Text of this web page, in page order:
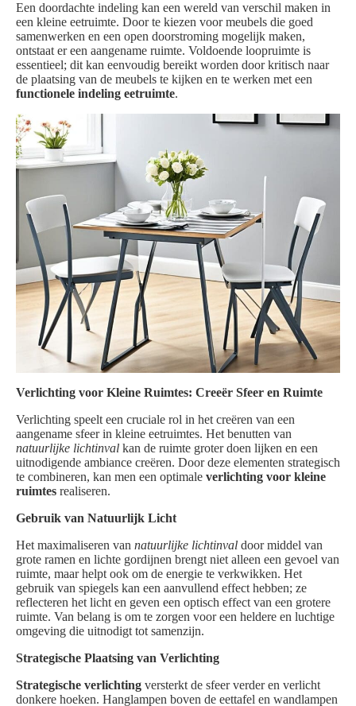
Een doordachte indeling kan een wereld van verschil maken in
een kleine eetruimte. Door te kiezen voor meubels die goed
samenwerken en een open doorstroming mogelijk maken,
ontstaat er een aangename ruimte. Voldoende loopruimte is
essentieel; dit kan eenvoudig bereikt worden door kritisch naar
de plaatsing van de meubels te kijken en te werken met een
functionele indeling eetruimte.
Verlichting voor Kleine Ruimtes: Creeër Sfeer en Ruimte
Verlichting speelt een cruciale rol in het creëren van een
aangename sfeer in kleine eetruimtes. Het benutten van
natuurlijke lichtinval kan de ruimte groter doen lijken en een
uitnodigende ambiance creëren. Door deze elementen strategisch
te combineren, kan men een optimale verlichting voor kleine
ruimtes realiseren.
Gebruik van Natuurlijk Licht
Het maximaliseren van natuurlijke lichtinval door middel van
grote ramen en lichte gordijnen brengt niet alleen een gevoel van
ruimte, maar helpt ook om de energie te verkwikken. Het
gebruik van spiegels kan een aanvullend effect hebben; ze
reflecteren het licht en geven een optisch effect van een grotere
ruimte. Van belang is om te zorgen voor een heldere en luchtige
omgeving die uitnodigt tot samenzijn.
Strategische Plaatsing van Verlichting
Strategische verlichting versterkt de sfeer verder en verlicht
donkere hoeken. Hanglampen boven de eettafel en wandlampen